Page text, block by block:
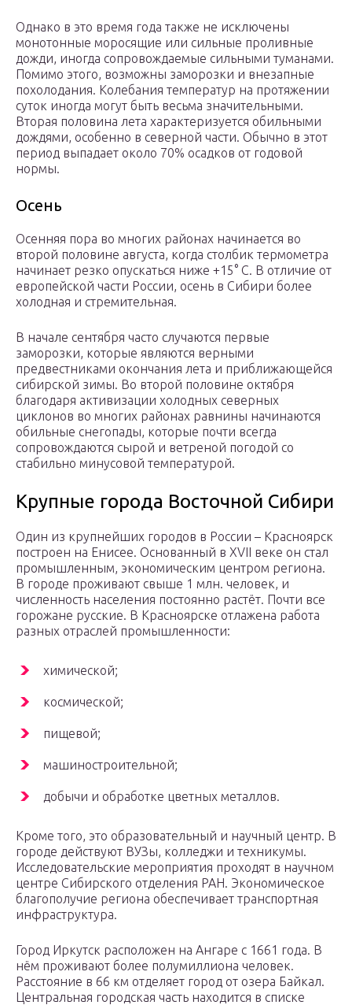
Однако в это время года также не исключены
монотонные моросящие или сильные проливные
дожди, иногда сопровождаемые сильными туманами.
Помимо этого, возможны заморозки и внезапные
похолодания. Колебания температур на протяжении
суток иногда могут быть весьма значительными.
Вторая половина лета характеризуется обильными
дождями, особенно в северной части. Обычно в этот
период выпадает около 70% осадков от годовой
нормы.
Осень
Осенняя пора во многих районах начинается во
второй половине августа, когда столбик термометра
начинает резко опускаться ниже +15° С. В отличие от
европейской части России, осень в Сибири более
холодная и стремительная.
В начале сентября часто случаются первые
заморозки, которые являются верными
предвестниками окончания лета и приближающейся
сибирской зимы. Во второй половине октября
благодаря активизации холодных северных
циклонов во многих районах равнины начинаются
обильные снегопады, которые почти всегда
сопровождаются сырой и ветреной погодой со
стабильно минусовой температурой.
Крупные города Восточной Сибири
Один из крупнейших городов в России – Красноярск
построен на Енисее. Основанный в XVII веке он стал
промышленным, экономическим центром региона.
В городе проживают свыше 1 млн. человек, и
численность населения постоянно растёт. Почти все
горожане русские. В Красноярске отлажена работа
разных отраслей промышленности:
химической;
космической;
пищевой;
машиностроительной;
добычи и обработке цветных металлов.
Кроме того, это образовательный и научный центр. В
городе действуют ВУЗы, колледжи и техникумы.
Исследовательские мероприятия проходят в научном
центре Сибирского отделения РАН. Экономическое
благополучие региона обеспечивает транспортная
инфраструктура.
Город Иркутск расположен на Ангаре с 1661 года. В
нём проживают более полумиллиона человек.
Расстояние в 66 км отделяет город от озера Байкал.
Центральная городская часть находится в списке